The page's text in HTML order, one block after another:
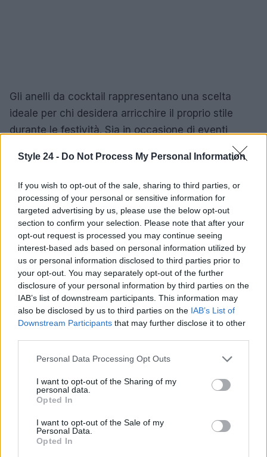
Style 24 - Do Not Process My Personal Information
If you wish to opt-out of the sale, sharing to third parties, or
processing of your personal or sensitive information for
targeted advertising by us, please use the below opt-out
section to confirm your selection. Please note that after your
opt-out request is processed you may continue seeing
interest-based ads based on personal information utilized by
us or personal information disclosed to third parties prior to
your opt-out. You may separately opt-out of the further
disclosure of your personal information by third parties on the
IAB’s list of downstream participants. This information may
also be disclosed by us to third parties on the IAB’s List of
Downstream Participants that may further disclose it to other
Please note that this website/app uses one or more Google
not limited to your visit or usage behaviour. You may click to
grant or deny consent to Google and its third-party tags to
use your data for below specified purposes in below Google
consent section.
Personal Data Processing Opt Outs
I want to opt-out of the Sharing of my
personal data.
Opted In
I want to opt-out of the Sale of my
Personal Data.
Opted In
Gli anelli da cocktail rappresentano una scelta
ideale per chi desidera arricchire il proprio stile
durante le festività. Sia in occasione di eventi
selezionato può fare la differenza, portando con sé
non solo bellezza, ma anche significati profondi e
personali.
AUTORE
Staff